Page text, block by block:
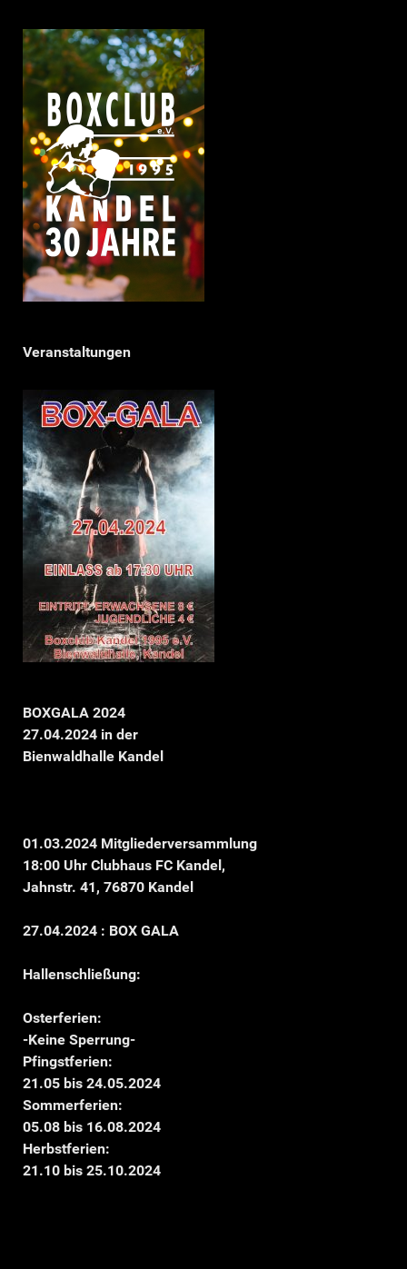
Veranstaltungen
BOXGALA 2024
27.04.2024 in der
Bienwaldhalle Kandel
01.03.2024 Mitgliederversammlung
18:00 Uhr Clubhaus FC Kandel,
Jahnstr. 41, 76870 Kandel
27.04.2024 : BOX GALA
Hallenschließung:
Osterferien:
-Keine Sperrung-
Pfingstferien:
21.05 bis 24.05.2024
Sommerferien:
05.08 bis 16.08.2024
Herbstferien:
21.10 bis 25.10.2024